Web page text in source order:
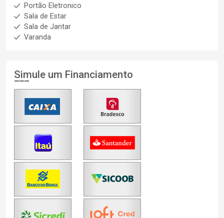
Portão Eletronico
Sala de Estar
Sala de Jantar
Varanda
Simule um Financiamento